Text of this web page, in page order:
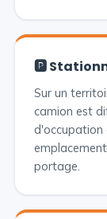
🅿️
Sur un
camion est
d'occupation
portage.